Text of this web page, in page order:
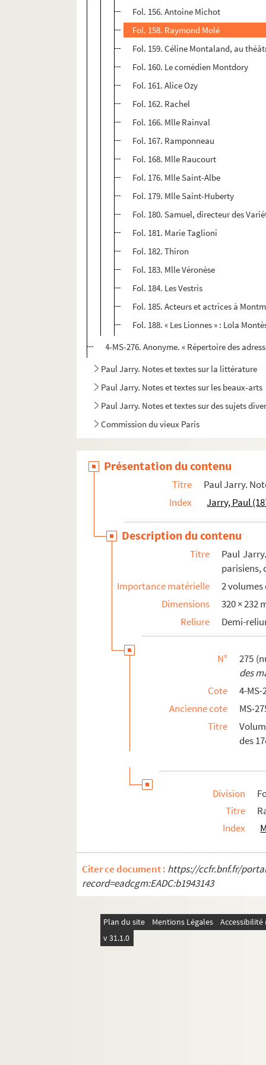
Fol. 156. Antoine Michot
Fol. 158. Raymond Molé
Fol. 159. Céline Montaland, au
Fol. 160. Le comédien Montdory
Fol. 161. Alice Ozy
Fol. 162. Rachel
Fol. 166. Mlle Rainval
Fol. 167. Ramponneau
Fol. 168. Mlle Raucourt
Fol. 176. Mlle Saint-Albe
Fol. 179. Mlle Saint-Huberty
Fol. 180. Samuel, directeur des
Fol. 181. Marie Taglioni
Fol. 182. Thiron
Fol. 183. Mlle Véronèse
Fol. 184. Les Vestris
Fol. 185. Acteurs et actrices à
Fol. 188. « Les Lionnes » : Lola
4-MS-276. Anonyme. « Répertoire des
Paul Jarry. Notes et textes sur la littérature
Paul Jarry. Notes et textes sur les beaux-arts
Paul Jarry. Notes et textes sur des sujets
Commission du vieux Paris
Commission des monuments naturels et
Société de l'histoire de l'art français
Documentation réunie par Paul Jarry et
Présentation du contenu
Titre
Paul Jarry.
Index
Jarry, Paul
Description du contenu
Titre
Paul
parisiens,
Importance matérielle
2 volumes
Dimensions
320 × 232
Reliure
Demi-
N°
275
des
Cote
4-MS-
Ancienne cote
MS-
Titre
des
Division
Titre
Index
Citer ce document : https://ccfr.bnf.fr/
record=eadcgm:EADC:b1943143
Plan du site Mentions Légales
v 31.1.0